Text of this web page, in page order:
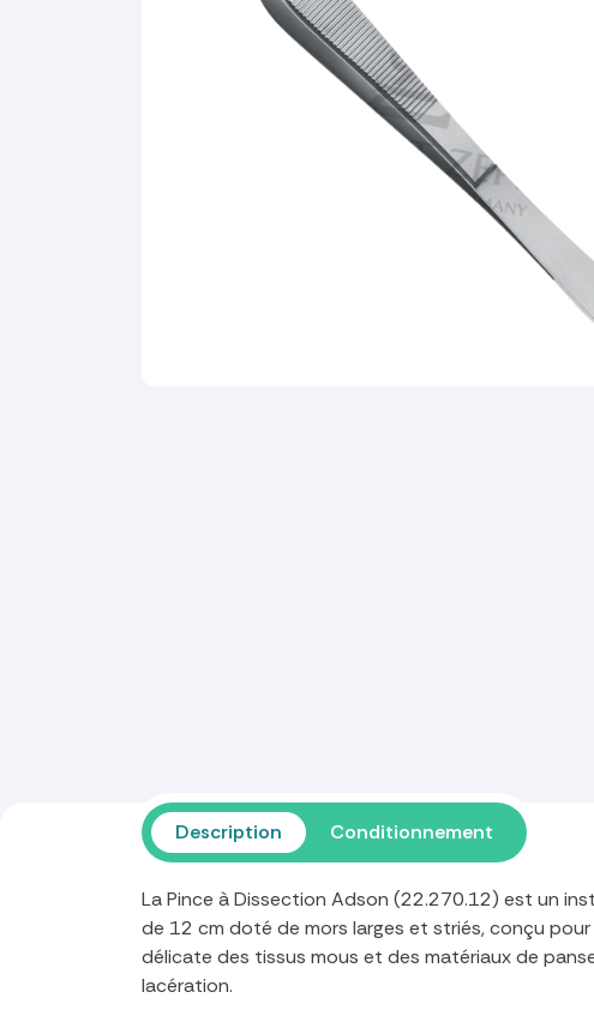
Description Conditionnement
La Pince à Dissection Adson (22.270.12) est un
de 12 cm doté de mors larges et striés, conçu
délicate des tissus mous et des matériaux de
lacération.